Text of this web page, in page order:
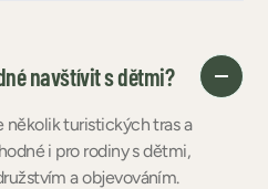
navštívit s dětmi?
několik turistických tras a
i pro rodiny s dětmi,
a objevováním.